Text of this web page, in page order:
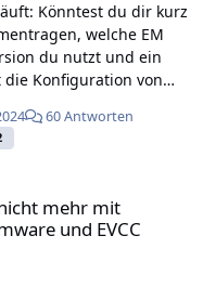
Könntest du dir kurz
welche EM
du nutzt und ein
die Konfiguration von
bei mir ausschließen kann? Vielen Dank. Grüße, Knut
60 Antworten
mehr mit
und EVCC